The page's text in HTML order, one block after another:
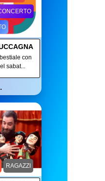
con
sabat...
RAGAZZI